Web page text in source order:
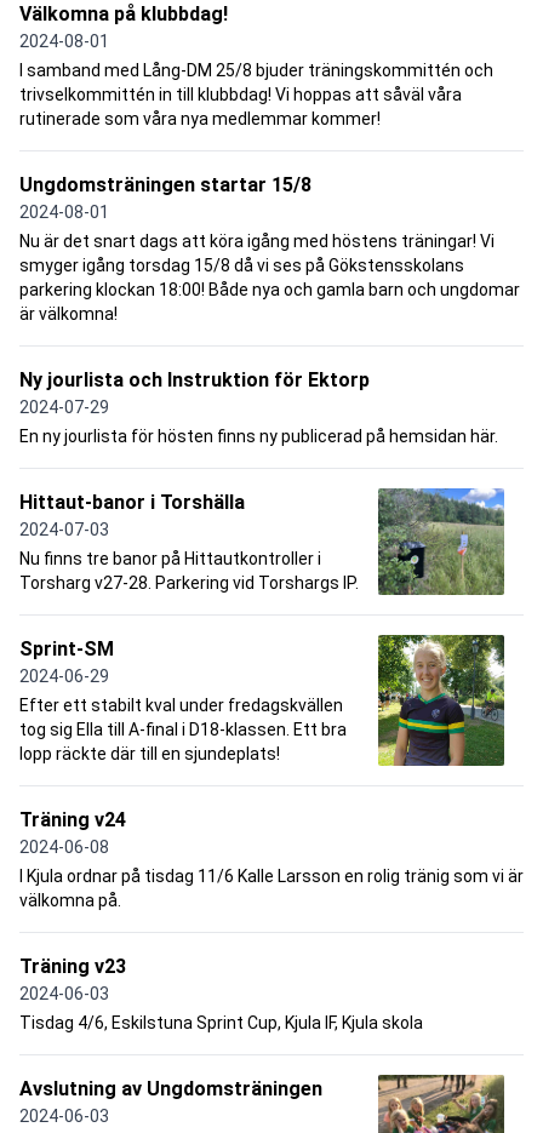
Välkomna på klubbdag!
2024-08-01
I samband med Lång-DM 25/8 bjuder träningskommittén och
trivselkommittén in till klubbdag! Vi hoppas att såväl våra
rutinerade som våra nya medlemmar kommer!
Ungdomsträningen startar 15/8
2024-08-01
Nu är det snart dags att köra igång med höstens träningar! Vi
smyger igång torsdag 15/8 då vi ses på Gökstensskolans
parkering klockan 18:00! Både nya och gamla barn och ungdomar
är välkomna!
Ny jourlista och Instruktion för Ektorp
2024-07-29
En ny jourlista för hösten finns ny publicerad på hemsidan här.
Hittaut-banor i Torshälla
2024-07-03
Nu finns tre banor på Hittautkontroller i
Torsharg v27-28. Parkering vid Torshargs IP.
Sprint-SM
2024-06-29
Efter ett stabilt kval under fredagskvällen
tog sig Ella till A-final i D18-klassen. Ett bra
lopp räckte där till en sjundeplats!
Träning v24
2024-06-08
I Kjula ordnar på tisdag 11/6 Kalle Larsson en rolig tränig som vi är
välkomna på.
Träning v23
2024-06-03
Tisdag 4/6, Eskilstuna Sprint Cup, Kjula IF, Kjula skola
Avslutning av Ungdomsträningen
2024-06-03